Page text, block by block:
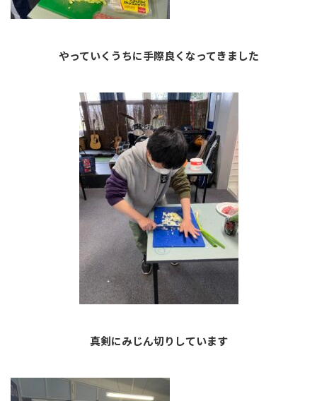
やっていくうちに手際良くなってきました
真剣にみじん切りしています